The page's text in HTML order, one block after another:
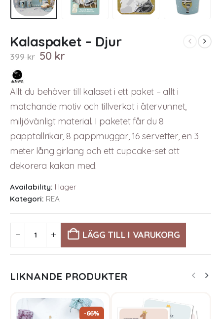
Kalaspaket – Djur
399kr Original
399 kr.
50 krCurrent
50 kr.
Allt du behöver till kalaset i ett paket – allt i
matchande motiv och tillverkat i återvunnet,
miljövänligt material. I paketet får du 8
papptallrikar, 8 pappmuggar, 16 servetter, en 3
meter lång girlang och ett cupcake-set att
dekorera kakan med.
Availability: I lager
Kategori: REA
LÄGG TILL I VARUKORG
LIKNANDE PRODUKTER
-66%